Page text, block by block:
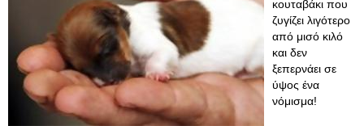
κουταβάκι που
ζυγίζει λιγότερο
από μισό κιλό
και δεν
ξεπερνάει σε
ύψος ένα
νόμισμα!